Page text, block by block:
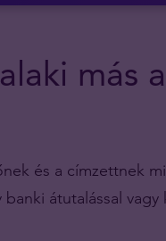
más
és a címzettnek
átutalással